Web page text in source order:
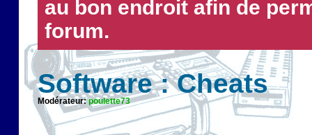
au bon endroit afin de
forum.
Software : Cheats
Modérateur:poulette73